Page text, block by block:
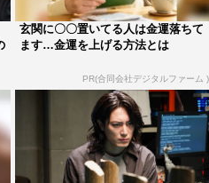
、古川琴音、竜星涼
）、橋本じゅん
漣のしんにょうは点が一つ）
真綾、中村悠一、花澤香菜
・メーブ／作画・恵広史（講
玄関に〇〇置いてる人は金運落ちて
ます…金運を上げる方法とは
PR(合同会社デジタルファーム )